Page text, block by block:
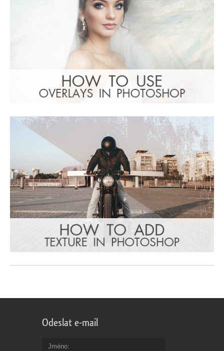
Odeslat e-mail
Jméno